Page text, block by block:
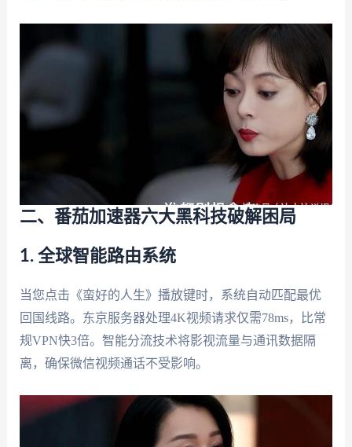
二、番茄加速器六大黑科技破解困局
1. 全球智能路由系统
当您点击《蛮好的人生》播放键时，系统自动匹配最优
回国线路。东京服务器处理4K视频请求仅需78ms，比常
规VPN快3倍。智能分流技术将影视流量与通讯数据隔
离，确保微信视频通话不受影响。